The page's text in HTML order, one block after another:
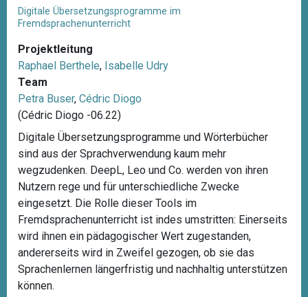
Digitale Übersetzungsprogramme im
Fremdsprachenunterricht
Projektleitung
Raphael Berthele, Isabelle Udry
Team
Petra Buser, Cédric Diogo
(Cédric Diogo -06.22)
Digitale Übersetzungsprogramme und Wörterbücher
sind aus der Sprachverwendung kaum mehr
wegzudenken. DeepL, Leo und Co. werden von ihren
Nutzern rege und für unterschiedliche Zwecke
eingesetzt. Die Rolle dieser Tools im
Fremdsprachenunterricht ist indes umstritten: Einerseits
wird ihnen ein pädagogischer Wert zugestanden,
andererseits wird in Zweifel gezogen, ob sie das
Sprachenlernen längerfristig und nachhaltig unterstützen
können.